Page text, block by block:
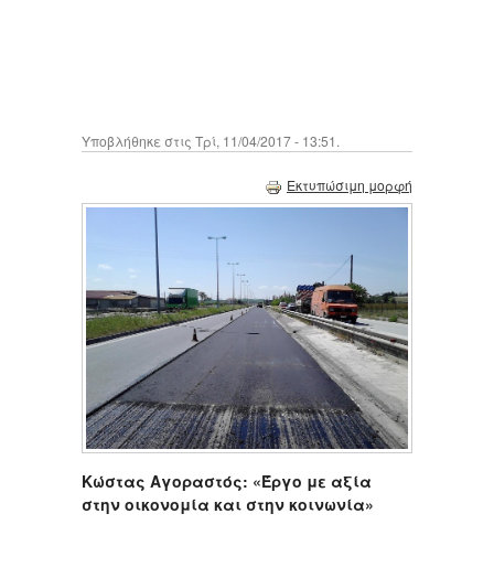
Υποβλήθηκε στις Τρί, 11/04/2017 - 13:51.
Εκτυπώσιμη μορφή
Κώστας Αγοραστός: «Έργο με αξία
στην οικονομία και στην κοινωνία»